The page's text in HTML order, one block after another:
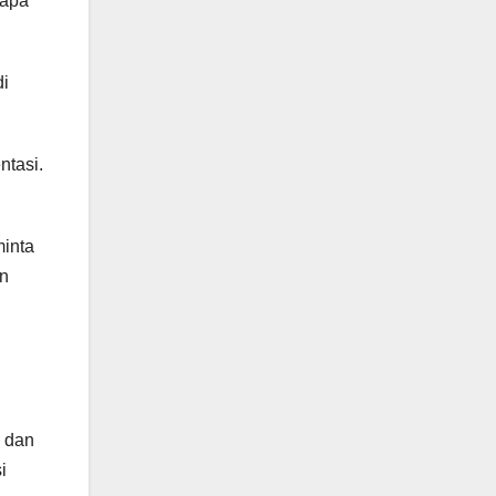
dan